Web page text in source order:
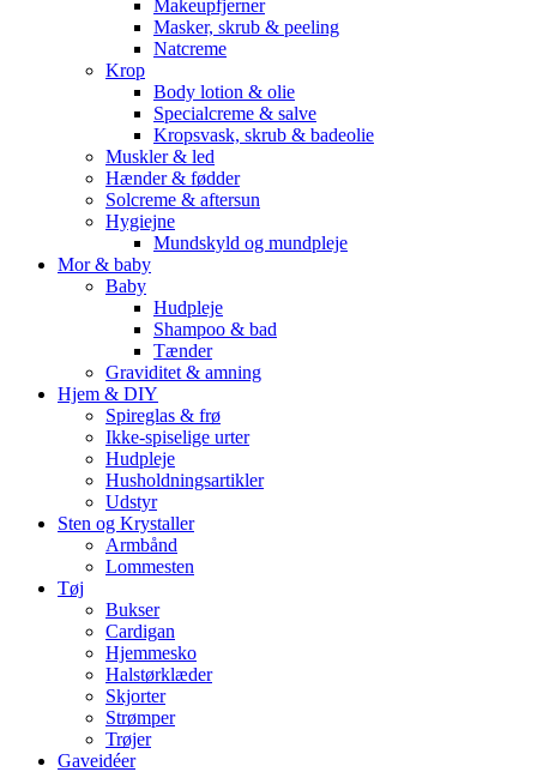
Makeupfjerner
Masker, skrub & peeling
Natcreme
Krop
Body lotion & olie
Specialcreme & salve
Kropsvask, skrub & badeolie
Muskler & led
Hænder & fødder
Solcreme & aftersun
Hygiejne
Mundskyld og mundpleje
Mor & baby
Baby
Hudpleje
Shampoo & bad
Tænder
Graviditet & amning
Hjem & DIY
Spireglas & frø
Ikke-spiselige urter
Hudpleje
Husholdningsartikler
Udstyr
Sten og Krystaller
Armbånd
Lommesten
Tøj
Bukser
Cardigan
Hjemmesko
Halstørklæder
Skjorter
Strømper
Trøjer
Gaveidéer